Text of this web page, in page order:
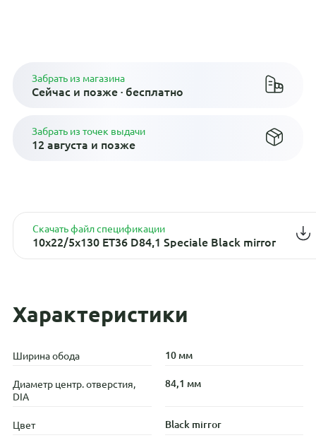
Забрать из магазина
Сейчас и позже · бесплатно
Забрать из точек выдачи
12 августа и позже
Скачать файл спецификации
10x22/5x130 ET36 D84,1 Speciale Black mirror
Характеристики
Ширина обода 10 мм
Диаметр центр. отверстия,
DIA
84,1 мм
Цвет Black mirror